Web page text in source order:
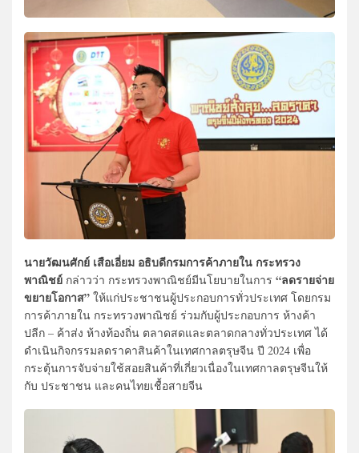
นายวัฒนศักย์ เสือเอี่ยม อธิบดีกรมการค้าภายใน กระทรวง
พาณิชย์ กล่าวว่า กระทรวงพาณิชย์มีนโยบายในการ “ลดรายจ่าย
ขยายโอกาส” ให้แก่ประชาชนผู้ประกอบการทั่วประเทศ โดยกรม
การค้าภายใน กระทรวงพาณิชย์ ร่วมกับผู้ประกอบการ ห้างค้า
ปลีก – ค้าส่ง ห้างท้องถิ่น ตลาดสดและตลาดกลางทั่วประเทศ ได้
ดำเนินกิจกรรมลดราคาสินค้าในเทศกาลตรุษจีน ปี 2024 เพื่อ
กระตุ้นการจับจ่ายใช้สอยสินค้าที่เกี่ยวเนื่องในเทศกาลตรุษจีนให้
กับ ประชาชน และคนไทยเชื้อสายจีน